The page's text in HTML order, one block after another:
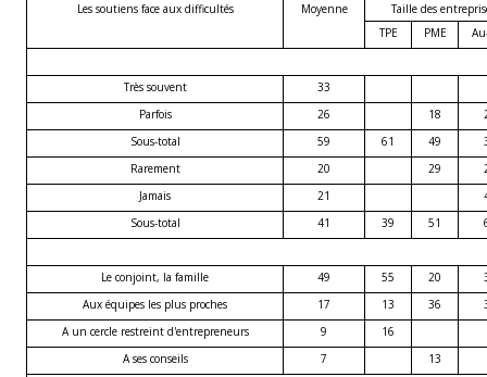
Les soutiens face aux difficultés Moyenne
Taille des
TPE
PME
Très souvent
33
Parfois
26 18
Sous-total
59 61 49
Rarement
20 29
Jamais
21
Sous-total
41 39 51
Le conjoint, la famille 49 55 20
Aux équipes les plus proches
17 13 36
A un cercle restreint d'entrepreneurs
9
16
A ses conseils
7
13